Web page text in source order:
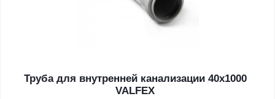
Труба для внутренней канализации 40x1000
VALFEX